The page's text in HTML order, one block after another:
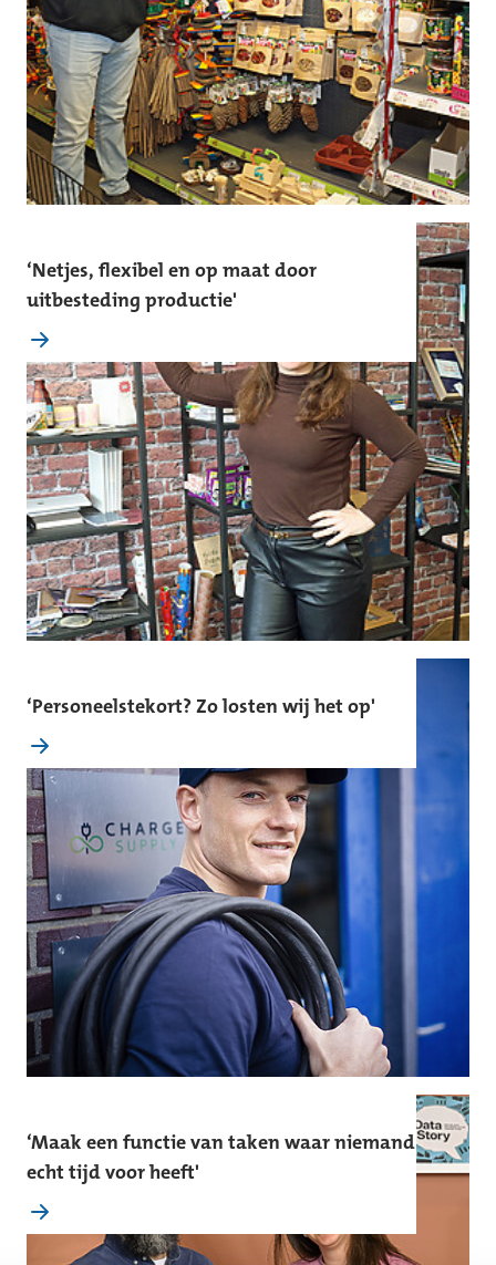
‘Netjes, flexibel en op maat door
uitbesteding productie'
‘Personeelstekort? Zo losten wij het op'
‘Maak een functie van taken waar niemand
echt tijd voor heeft'